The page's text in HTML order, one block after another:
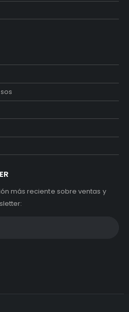
más reciente sobre ventas y